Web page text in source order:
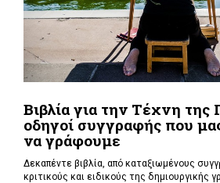
Βιβλία για την Τέχνη της
οδηγοί συγγραφής που
να γράφουμε
Δεκαπέντε βιβλία, από καταξιωμένους
κριτικούς και ειδικούς της δημιουργικής